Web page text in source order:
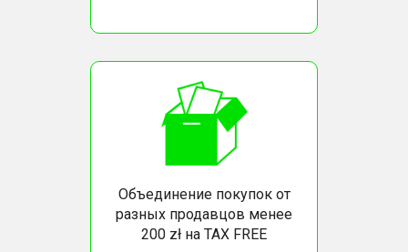
Объединение покупок от
разных продавцов менее
200 zł на TAX FREE